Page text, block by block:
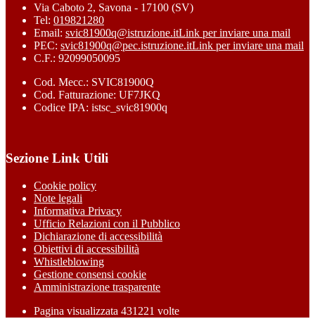
Via Caboto 2, Savona - 17100 (SV)
Tel: 019821280
Email: svic81900q@istruzione.itLink per inviare una mail
PEC: svic81900q@pec.istruzione.itLink per inviare una mail
C.F.: 92099050095
Cod. Mecc.: SVIC81900Q
Cod. Fatturazione: UF7JKQ
Codice IPA: istsc_svic81900q
Sezione Link Utili
Cookie policy
Note legali
Informativa Privacy
Ufficio Relazioni con il Pubblico
Dichiarazione di accessibilità
Obiettivi di accessibilità
Whistleblowing
Gestione consensi cookie
Amministrazione trasparente
Pagina visualizzata 431221 volte